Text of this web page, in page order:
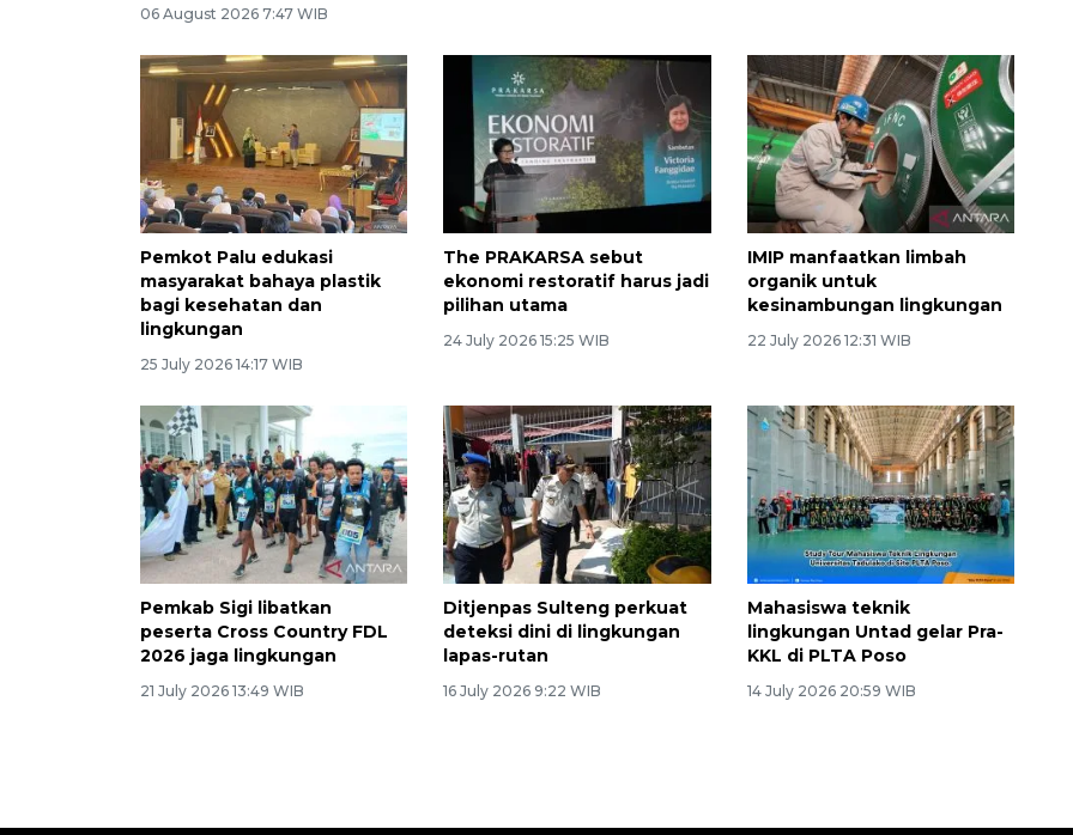
06 August 2026 7:47 WIB
Pemkot Palu edukasi
masyarakat bahaya plastik
bagi kesehatan dan
lingkungan
25 July 2026 14:17 WIB
The PRAKARSA sebut
ekonomi restoratif harus jadi
pilihan utama
24 July 2026 15:25 WIB
IMIP manfaatkan limbah
organik untuk
kesinambungan lingkungan
22 July 2026 12:31 WIB
Pemkab Sigi libatkan
peserta Cross Country FDL
2026 jaga lingkungan
21 July 2026 13:49 WIB
Ditjenpas Sulteng perkuat
deteksi dini di lingkungan
lapas-rutan
16 July 2026 9:22 WIB
Mahasiswa teknik
lingkungan Untad gelar Pra-
KKL di PLTA Poso
14 July 2026 20:59 WIB